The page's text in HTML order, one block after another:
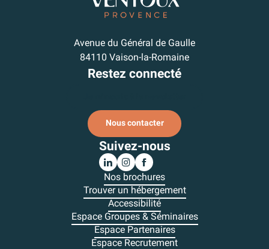
Avenue du Général de Gaulle
84110 Vaison-la-Romaine
Restez connecté
Nous contacter
Suivez-nous
Nos brochures
Trouver un hébergement
Accessibilité
Espace Groupes & Séminaires
Espace Partenaires
Espace Recrutement